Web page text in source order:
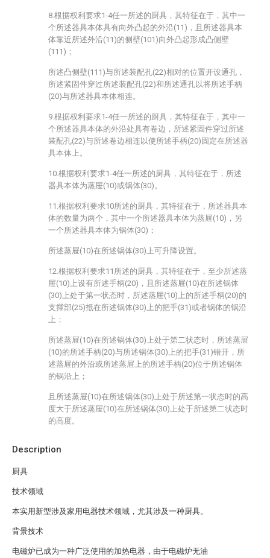
Description
厨具
技术领域
本实用新型涉及家用电器技术领域，尤其涉及一种厨具。
背景技术
电磁炉已成为一种广泛使用的加热电器，由于电磁炉无油
8.根据权利要求1-4任一所述的厨具，其特征在于，其中一
个所述器具本体具有向外凸起的外沿(11)，且所述器具本
体靠近所述外沿(11)的侧壁(101)向外凸起形成凸侧壁
(111)；
所述凸侧壁(111)与所述装配孔(22)相对的位置开设通孔，
所述紧固件穿过所述装配孔(22)和所述通孔以将所述手柄
(20)与所述器具本体相连。
9.根据权利要求1-4任一所述的厨具，其特征在于，其中一
个所述器具本体的外沿处具有卷边，所述紧固件穿过所述
装配孔(22)与所述卷边相连以使所述手柄(20)固定在所述器
具本体上。
10.根据权利要求1-4任一所述的厨具，其特征在于，所述
器具本体为蒸屉(10)或锅体(30)。
11.根据权利要求10所述的厨具，其特征在于，所述器具本
体的数量为两个，其中一个所述器具本体为蒸屉(10)，另
一个所述器具本体为锅体(30)；
所述蒸屉(10)在所述锅体(30)上可升降设置。
12.根据权利要求11所述的厨具，其特征在于，至少所述蒸
屉(10)上设有所述手柄(20)，且所述蒸屉(10)在所述锅体
(30)上处于第一状态时，所述蒸屉(10)上的所述手柄(20)的
支撑部(25)抵在所述锅体(30)上的把手(31)或者锅体的锅沿
上；
所述蒸屉(10)在所述锅体(30)上处于第二状态时，所述蒸屉
(10)的所述手柄(20)与所述锅体(30)上的把手(31)错开，所
述蒸屉的外沿或所述蒸屉上的所述手柄(20)位于所述锅体
的锅沿上；
且所述蒸屉(10)在所述锅体(30)上处于所述第一状态时的高
度大于所述蒸屉(10)在所述锅体(30)上处于所述第二状态时
的高度。